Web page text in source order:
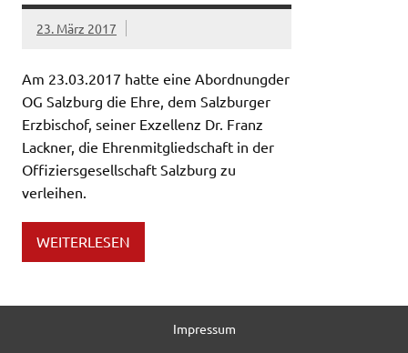
23. März 2017
Am 23.03.2017 hatte eine Abordnungder
OG Salzburg die Ehre, dem Salzburger
Erzbischof, seiner Exzellenz Dr. Franz
Lackner, die Ehrenmitgliedschaft in der
Offiziersgesellschaft Salzburg zu
verleihen.
WEITERLESEN
Impressum